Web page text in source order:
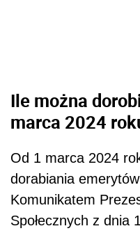
Ile można
marca 2024
Od 1 marca 2024
dorabiania
Komunikatem
Społecznych z dnia